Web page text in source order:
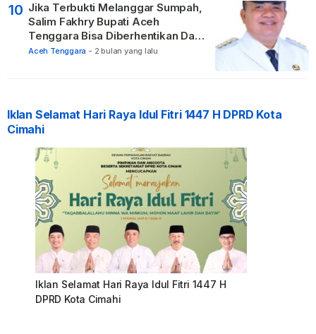
10 Jika Terbukti Melanggar Sumpah,
Salim Fakhry Bupati Aceh
Tenggara Bisa Diberhentikan Dari
Jabatannya
Aceh Tenggara - 2 bulan yang lalu
Iklan Selamat Hari Raya Idul Fitri 1447 H DPRD Kota
Cimahi
Iklan Selamat Hari Raya Idul Fitri 1447 H
DPRD Kota Cimahi